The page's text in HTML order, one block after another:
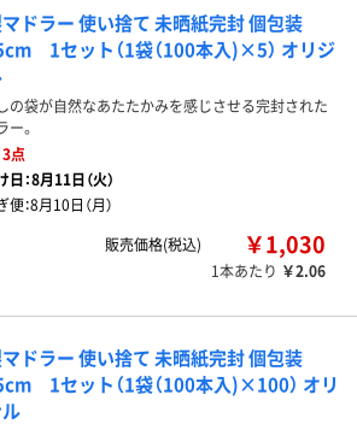
ドラー 使い捨て 未晒紙完封 個包装
1セット（1袋（100本入)×5） オリジ
の袋が自然なあたたかみを感じさせる完封された
ー。
3点
日：8月11日（火）
便：8月10日（月）
販売価格(税込)
￥1,030
1本あたり ￥2.06
ドラー 使い捨て 未晒紙完封 個包装
1セット（1袋（100本入)×100） オリ